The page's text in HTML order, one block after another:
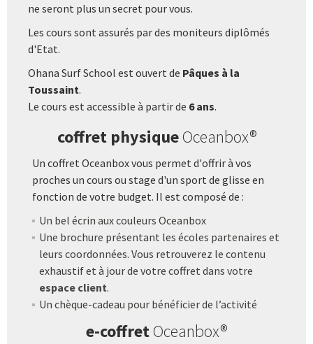
ne seront plus un secret pour vous.
Les cours sont assurés par des moniteurs diplômés
d'Etat.
Ohana Surf School est ouvert de Pâques à la
Toussaint.
Le cours est accessible à partir de 6 ans.
coffret physiqueOceanbox®
Un coffret Oceanbox vous permet d'offrir à vos
proches un cours ou stage d'un sport de glisse en
fonction de votre budget. Il est composé de :
Un bel écrin aux couleurs Oceanbox
Une brochure présentant les écoles partenaires et
leurs coordonnées. Vous retrouverez le contenu
exhaustif et à jour de votre coffret dans votre
espace client.
Un chèque-cadeau pour bénéficier de l’activité
e-coffretOceanbox®